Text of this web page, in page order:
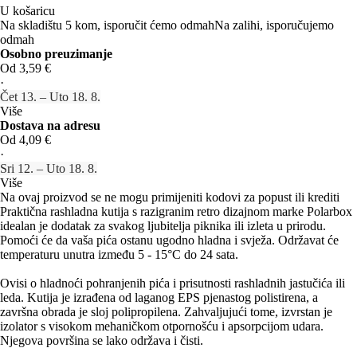
U košaricu
Na skladištu 5 kom, isporučit ćemo odmahNa zalihi, isporučujemo
odmah
Osobno preuzimanje
Od 3,59 €
·
Čet 13. – Uto 18. 8.
Više
Dostava na adresu
Od 4,09 €
·
Sri 12. – Uto 18. 8.
Više
Na ovaj proizvod se ne mogu primijeniti kodovi za popust ili krediti
Praktična rashladna kutija s razigranim retro dizajnom marke Polarbox
idealan je dodatak za svakog ljubitelja piknika ili izleta u prirodu.
Pomoći će da vaša pića ostanu ugodno hladna i svježa. Održavat će
temperaturu unutra između 5 - 15°C do 24 sata.
Ovisi o hladnoći pohranjenih pića i prisutnosti rashladnih jastučića ili
leda. Kutija je izrađena od laganog EPS pjenastog polistirena, a
završna obrada je sloj polipropilena. Zahvaljujući tome, izvrstan je
izolator s visokom mehaničkom otpornošću i apsorpcijom udara.
Njegova površina se lako održava i čisti.